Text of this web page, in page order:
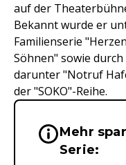
auf der
Bekannt wurde er
Familienserie
Söhnen" sowie
darunter "Notruf
der "SOKO"-Reihe.
Wichtige
Mehr
Serie: